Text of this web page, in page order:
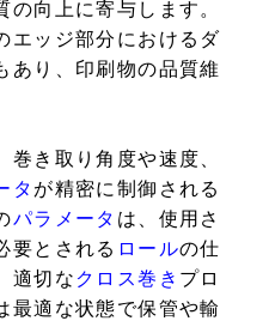
向上に寄与します。
エッジ部分におけるダ
あり、印刷物の品質維
巻き取り角度や速度、
タ が精密に制御される
パラメータ は、使用さ
要とされる ロールの仕
適切な クロス巻き プロ
最適な状態で保管や輸